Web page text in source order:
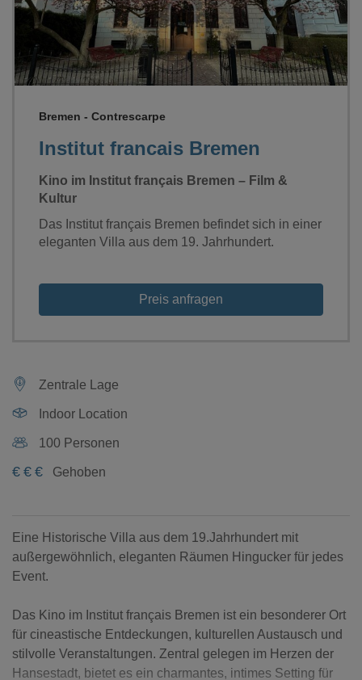
Institut francais Bremen
Bremen - Contrescarpe
Kino im Institut français Bremen – Film &
Kultur
Das Institut français Bremen befindet sich in einer
eleganten Villa aus dem 19. Jahrhundert.
Preis anfragen
Zentrale Lage
Indoor Location
100 Personen
€ € € Gehoben
Eine Historische Villa aus dem 19.Jahrhundert mit
außergewöhnlich, eleganten Räumen Hingucker für jedes
Event.
Das Kino im Institut français Bremen ist ein besonderer Ort
für cineastische Entdeckungen, kulturellen Austausch und
stilvolle Veranstaltungen. Zentral gelegen im Herzen der
Hansestadt, bietet es ein charmantes, intimes Setting für